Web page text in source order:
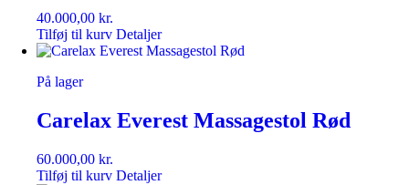
40.000,00 kr.
Tilføj til kurv Detaljer
På lager
Carelax Everest Massagestol Rød
60.000,00 kr.
Tilføj til kurv Detaljer